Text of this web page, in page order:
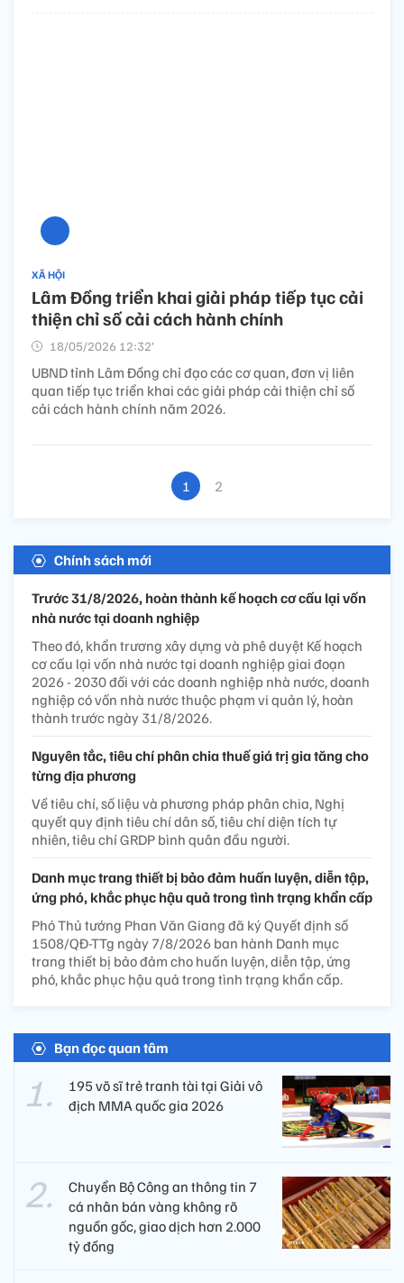
XÃ HỘI
Lâm Đồng triển khai giải pháp tiếp tục cải
thiện chỉ số cải cách hành chính
18/05/2026 12:32’
UBND tỉnh Lâm Đồng chỉ đạo các cơ quan, đơn vị liên
quan tiếp tục triển khai các giải pháp cải thiện chỉ số
cải cách hành chính năm 2026.
1 2
Chính sách mới
Trước 31/8/2026, hoàn thành kế hoạch cơ cấu lại vốn
nhà nước tại doanh nghiệp
Theo đó, khẩn trương xây dựng và phê duyệt Kế hoạch
cơ cấu lại vốn nhà nước tại doanh nghiệp giai đoạn
2026 - 2030 đối với các doanh nghiệp nhà nước, doanh
nghiệp có vốn nhà nước thuộc phạm vi quản lý, hoàn
thành trước ngày 31/8/2026.
Nguyên tắc, tiêu chí phân chia thuế giá trị gia tăng cho
từng địa phương
Về tiêu chí, số liệu và phương pháp phân chia, Nghị
quyết quy định tiêu chí dân số, tiêu chí diện tích tự
nhiên, tiêu chí GRDP bình quân đầu người.
Danh mục trang thiết bị bảo đảm huấn luyện, diễn tập,
ứng phó, khắc phục hậu quả trong tình trạng khẩn cấp
Phó Thủ tướng Phan Văn Giang đã ký Quyết định số
1508/QĐ-TTg ngày 7/8/2026 ban hành Danh mục
trang thiết bị bảo đảm cho huấn luyện, diễn tập, ứng
phó, khắc phục hậu quả trong tình trạng khẩn cấp.
Bạn đọc quan tâm
195 võ sĩ trẻ tranh tài tại Giải vô
địch MMA quốc gia 2026
Chuyển Bộ Công an thông tin 7
cá nhân bán vàng không rõ
nguồn gốc, giao dịch hơn 2.000
tỷ đồng